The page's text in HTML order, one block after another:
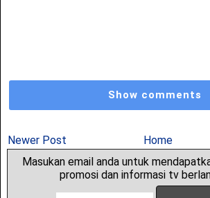
Show comments
Newer Post Home
Masukan email anda untuk
promosi dan informasi tv